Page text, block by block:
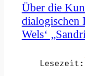
Über die
dialogischen
Wels‘
Lesezeit: